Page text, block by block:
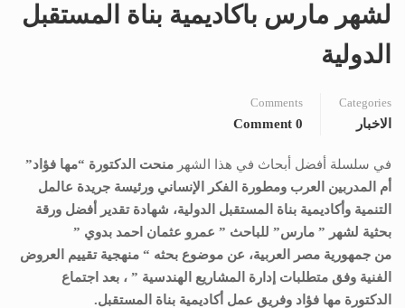
لشهر مارس باكاديمية بناة المستقبل
الدولية
Categories
الاخبار
Comments
0 Comment
في سلسلة أفضل أبحاث في هذا الشهر منحت الدكتورة “مها فؤاد”
أم المدربين العرب ومطورة الفكر الإنساني ورئيسة جريدة عالمل
التنمية وأكاديمية بناة المستقبل الدولية، شهادة تقدير أفضل ورقة
بحثية لشهر ” مارس” للباحث ” عمرو عثمان احمد بدوي ”
من جمهورية مصر العربية، عن موضوع بحثه “ منهجية تقييم العروض
الفنية وفق متطلبات إدارة المشاريع الهندسية ” ، بعد اجتماع
الدكتورة مها فؤاد وفريق عمل أكاديمية بناة المستقبل.